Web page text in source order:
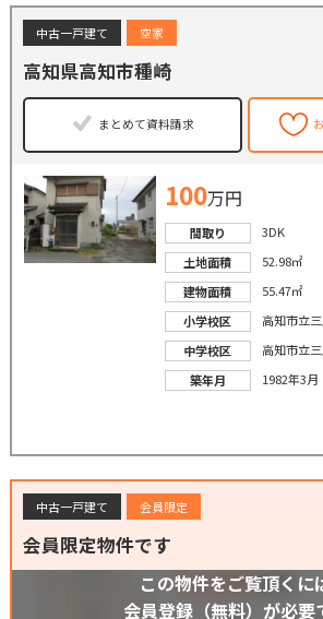
中古一戸建て 空家
高知県高知市種崎
まとめて資料請求
100万円
間取り
3DK
土地面積
52.98㎡
建物面積
55.47㎡
小学校区
高知市立
中学校区
高知市立
築年月
1982年3月
中古一戸建て 会員限定
会員限定物件です
この物件をご覧頂くに
会員登録（無料）が必要